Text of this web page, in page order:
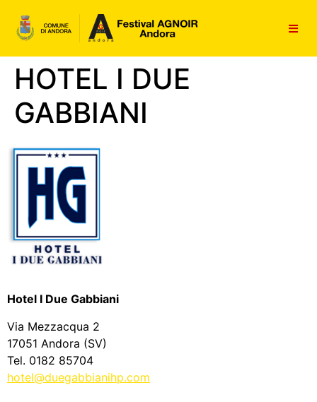
HOTEL I DUE
GABBIANI
Hotel I Due Gabbiani
Via Mezzacqua 2
17051 Andora (SV)
Tel. 0182 85704
hotel@duegabbianihp.com